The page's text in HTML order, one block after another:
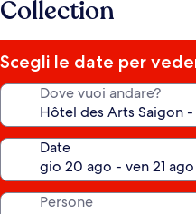
Collection
Scegli le date per
Dove vuoi andare?
Date
Persone